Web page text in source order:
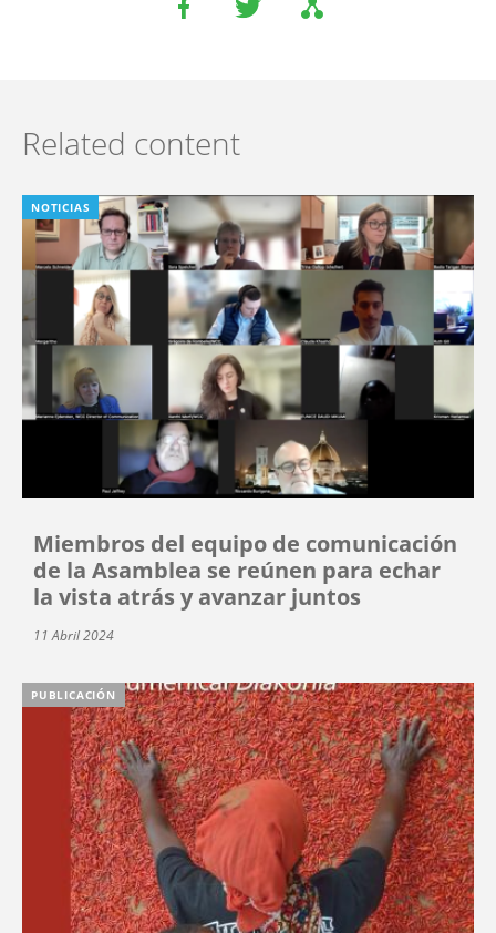
Related content
NOTICIAS
Miembros del equipo de comunicación
de la Asamblea se reúnen para echar
la vista atrás y avanzar juntos
11 Abril 2024
PUBLICACIÓN